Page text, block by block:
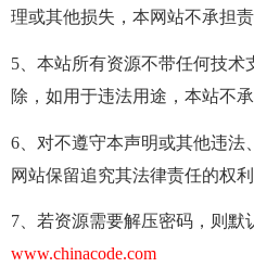
理或其他损失，本网站不承担
5、本站所有资源不带任何技术
除，如用于违法用途，本站不
6、对不遵守本声明或其他违法
网站保留追究其法律责任的权利
7、若资源需要解压密码，则默
www.chinacode.com